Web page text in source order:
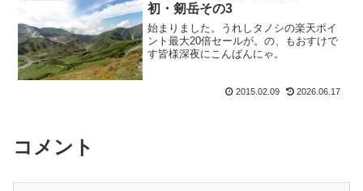
初・剱岳その3
始まりました。うれしタノシの楽天ポイ
ント最大20倍セールが。の、もおすけで
す皆様深夜にこんばんにゃ。
2015.02.09 2026.06.17
コメント